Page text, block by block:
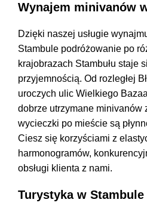
Wynajem minivanów
Dzięki naszej usługie
Stambule podróżowanie po
krajobrazach Stambułu staje
przyjemnością. Od rozległej
uroczych ulic Wielkiego
dobrze utrzymane minivanów
wycieczki po mieście są
Ciesz się korzyściami z
harmonogramów,
obsługi klienta z nami.
Turystyka w